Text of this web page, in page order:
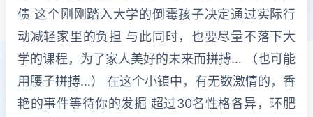
债 这个刚刚踏入大学的倒霉孩子决定通过实际行
动减轻家里的负担 与此同时，也要尽量不落下大
学的课程，为了家人美好的未来而拼搏… （也可能
用腰子拼搏…） 在这个小镇中，有无数激情的，香
艳的事件等待你的发掘 超过30名性格各异，环肥